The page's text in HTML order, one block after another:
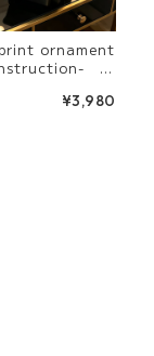
ornament
¥3,980